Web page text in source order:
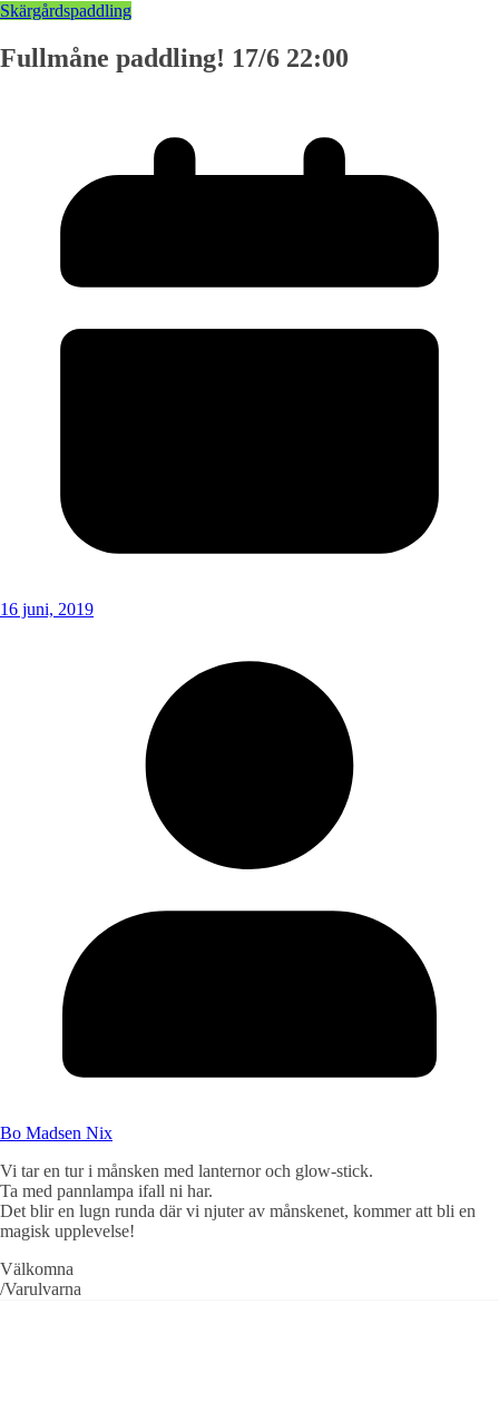
Skärgårdspaddling
Fullmåne paddling! 17/6 22:00
16 juni, 2019
Bo Madsen Nix
Vi tar en tur i månsken med lanternor och glow-stick.
Ta med pannlampa ifall ni har.
Det blir en lugn runda där vi njuter av månskenet, kommer att bli en
magisk upplevelse!
Välkomna
/Varulvarna